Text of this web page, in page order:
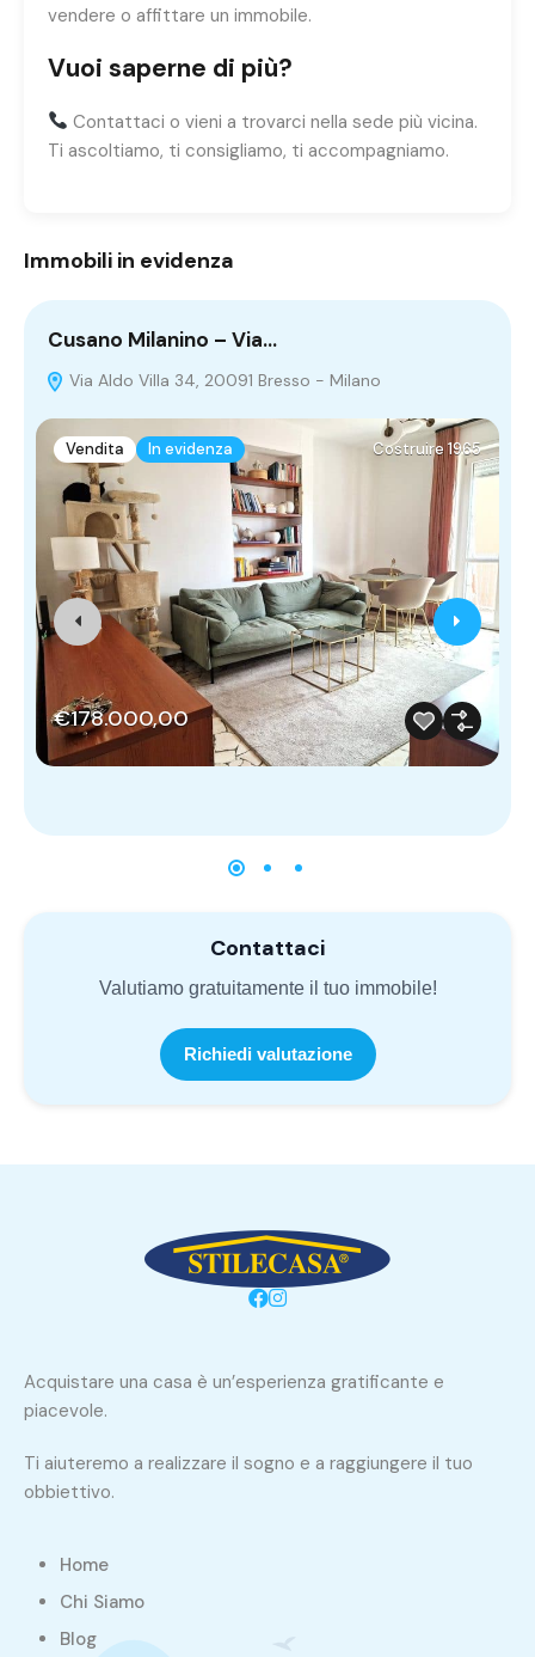
vendere o affittare un immobile.
Vuoi saperne di più?
Contattaci o vieni a trovarci nella sede più vicina.
Ti ascoltiamo, ti consigliamo, ti accompagniamo.
Immobili in evidenza
Cusano Milanino – Via…
Via Aldo Villa 34, 20091 Bresso - Milano
Vendita In evidenza Costruire 1965
€178.000,00
Contattaci
Valutiamo gratuitamente il tuo immobile!
Richiedi valutazione
Acquistare una casa è un’esperienza gratificante e
piacevole.
Ti aiuteremo a realizzare il sogno e a raggiungere il tuo
obbiettivo.
Home
Chi Siamo
Blog